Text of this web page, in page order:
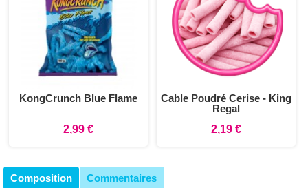
KongCrunch Blue Flame
2,99 €
Cable Poudré Cerise - King
Regal
2,19 €
Composition Commentaires